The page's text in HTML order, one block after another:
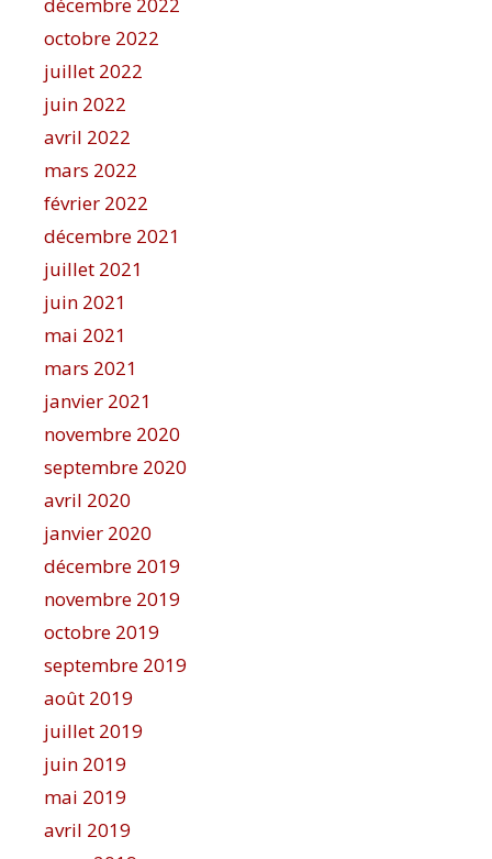
octobre 2022
juillet 2022
juin 2022
avril 2022
mars 2022
février 2022
décembre 2021
juillet 2021
juin 2021
mai 2021
mars 2021
janvier 2021
novembre 2020
septembre 2020
avril 2020
janvier 2020
décembre 2019
novembre 2019
octobre 2019
septembre 2019
août 2019
juillet 2019
juin 2019
mai 2019
avril 2019